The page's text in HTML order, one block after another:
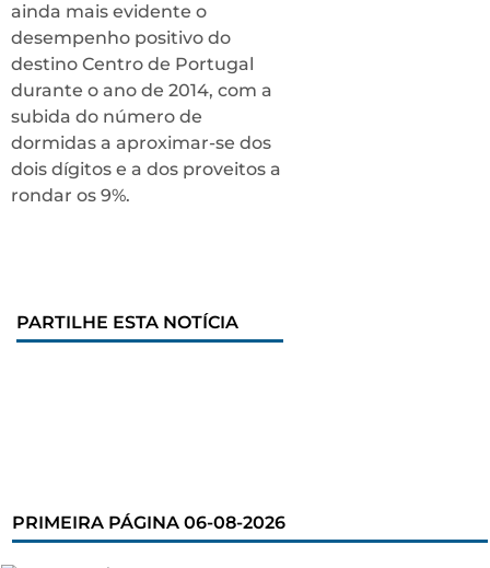
ainda mais evidente o
desempenho positivo do
destino Centro de Portugal
durante o ano de 2014, com a
subida do número de
dormidas a aproximar-se dos
dois dígitos e a dos proveitos a
rondar os 9%.
PARTILHE ESTA NOTÍCIA
PRIMEIRA PÁGINA 06-08-2026